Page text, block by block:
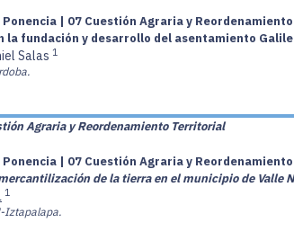
| 07 Cuestión Agraria y
la fundación y desarrollo del asentamiento
Salas 1
Agraria y Reordenamiento Territorial
| 07 Cuestión Agraria y
de la tierra en el municipio de Valle
1
Iztapalapa.